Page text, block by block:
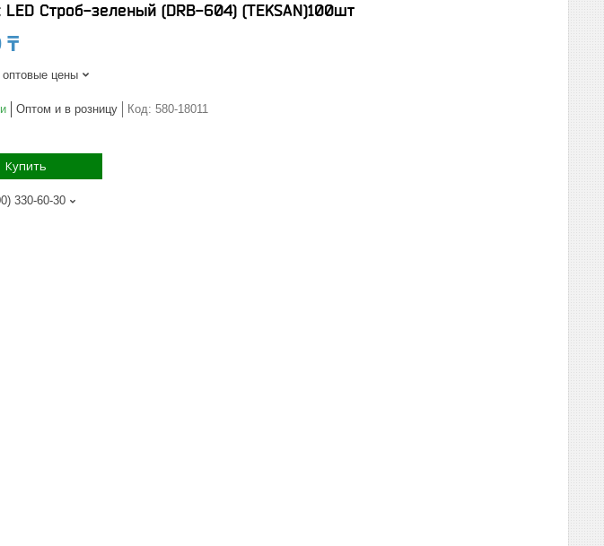
LED Строб-зеленый (DRB-604) (TEKSAN)100шт
₸
оптовые цены
Оптом и в розницу Код: 580-18011
Купить
330-60-30